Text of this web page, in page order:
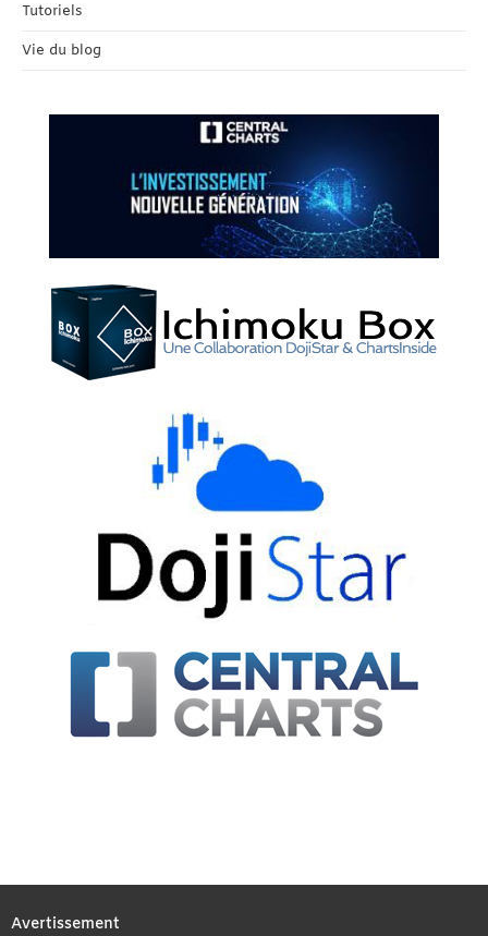
Tutoriels
Vie du blog
Avertissement